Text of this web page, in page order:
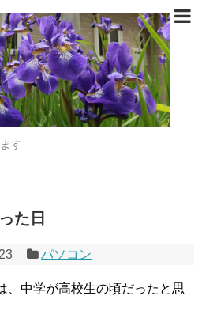
す
た日
パソコン
、中学が高校生の頃だったと思